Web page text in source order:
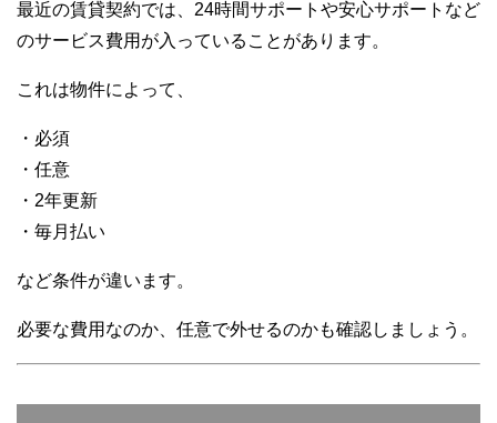
最近の賃貸契約では、24時間サポートや安心サポートなど
のサービス費用が入っていることがあります。
これは物件によって、
・必須
・任意
・2年更新
・毎月払い
など条件が違います。
必要な費用なのか、任意で外せるのかも確認しましょう。